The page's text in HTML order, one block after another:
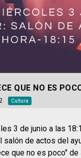
QUE NO ES
Cultura
3 de junio a las
salón de actos del
que no es poco"